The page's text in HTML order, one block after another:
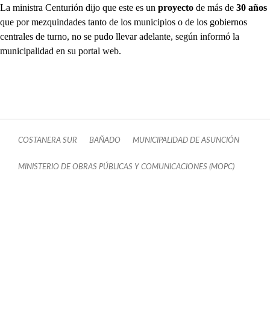
La ministra Centurión dijo que este es un proyecto de más de 30 años
que por mezquindades tanto de los municipios o de los gobiernos
centrales de turno, no se pudo llevar adelante, según informó la
municipalidad en su portal web.
COSTANERA SUR BAÑADO MUNICIPALIDAD DE ASUNCIÓN
MINISTERIO DE OBRAS PÚBLICAS Y COMUNICACIONES (MOPC)